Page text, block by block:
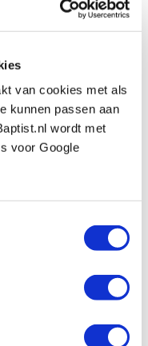
van cookies met als
kunnen passen aan
wordt met
voor Google
mm